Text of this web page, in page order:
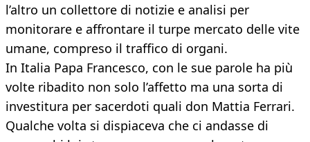
l’altro un collettore di notizie e analisi per
monitorare e affrontare il turpe mercato delle vite
umane, compreso il traffico di organi.
In Italia Papa Francesco, con le sue parole ha più
volte ribadito non solo l’affetto ma una sorta di
investitura per sacerdoti quali don Mattia Ferrari.
Qualche volta si dispiaceva che ci andasse di